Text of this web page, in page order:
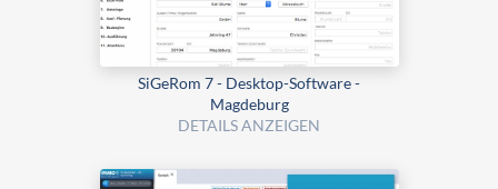
SiGeRom 7 - Desktop-Software -
Magdeburg
DETAILS ANZEIGEN